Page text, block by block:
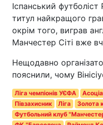
Іспанський
титул найкращого
окрім того, виграв
Манчестер Сіті вже
Нещодавно
пояснили, чому
Ліга чемпіонів УЄФА
Півзахисник
Ліга
Золота
Футбольний клуб